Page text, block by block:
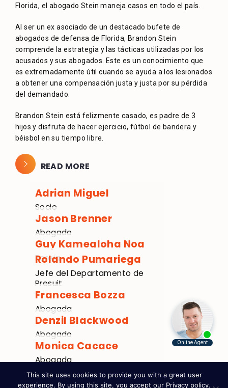
Florida, el abogado Stein maneja casos en todo el país.
Al ser un ex asociado de un destacado bufete de
abogados de defensa de Florida, Brandon Stein
comprende la estrategia y las tácticas utilizadas por los
acusados ​​y sus abogados. Este es un conocimiento que
es extremadamente útil cuando se ayuda a los lesionados
a obtener una compensación justa y justa por su pérdida
del demandado.
Brandon Stein está felizmente casado, es padre de 3
hijos y disfruta de hacer ejercicio, fútbol de bandera y
béisbol en su tiempo libre.
READ MORE
Adrian Miguel
Socio
Jason Brenner
Abogado
Guy Kamealoha Noa
Pareja
Rolando Pumariega
Jefe del Departamento de
Presuit
Francesca Bozza
Abogada
Denzil Blackwood
Abogado
Monica Cacace
Abogada
This site uses cookies to provide you with a great user
experience. By using this site, you accept our Privacy policy.